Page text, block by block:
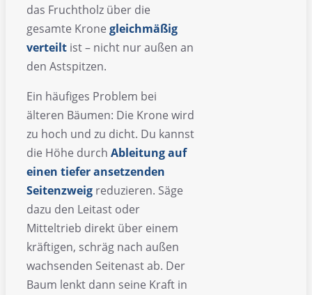
das Fruchtholz über die
gesamte Krone gleichmäßig
verteilt ist – nicht nur außen an
den Astspitzen.
Ein häufiges Problem bei
älteren Bäumen: Die Krone wird
zu hoch und zu dicht. Du kannst
die Höhe durch Ableitung auf
einen tiefer ansetzenden
Seitenzweig reduzieren. Säge
dazu den Leitast oder
Mitteltrieb direkt über einem
kräftigen, schräg nach außen
wachsenden Seitenast ab. Der
Baum lenkt dann seine Kraft in